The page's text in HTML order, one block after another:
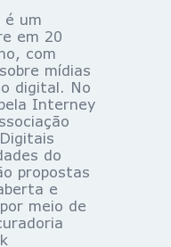
é um
em 20
com
mídias
digital. No
Interney
do
propostas
e
meio de